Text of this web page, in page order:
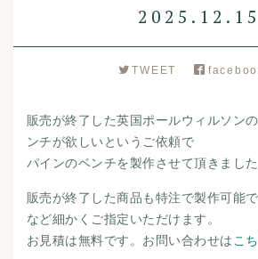
2025.12.15
TWEET
販売が終了した英国ポールウィルソン
ンチが欲しいというご依頼で
パインのベンチを製作させて頂きました
販売が終了した商品も特注で製作可能
など細かくご指定いただけます。
お見積は無料です。お問い合わせは こ